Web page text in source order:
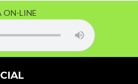
ON-LINE